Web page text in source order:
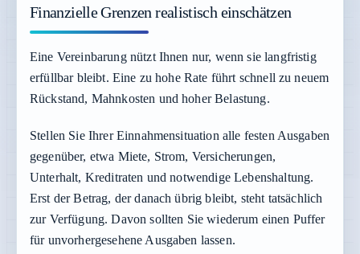
Finanzielle Grenzen realistisch einschätzen
Eine Vereinbarung nützt Ihnen nur, wenn sie langfristig
erfüllbar bleibt. Eine zu hohe Rate führt schnell zu neuem
Rückstand, Mahnkosten und hoher Belastung.
Stellen Sie Ihrer Einnahmensituation alle festen Ausgaben
gegenüber, etwa Miete, Strom, Versicherungen,
Unterhalt, Kreditraten und notwendige Lebenshaltung.
Erst der Betrag, der danach übrig bleibt, steht tatsächlich
zur Verfügung. Davon sollten Sie wiederum einen Puffer
für unvorhergesehene Ausgaben lassen.